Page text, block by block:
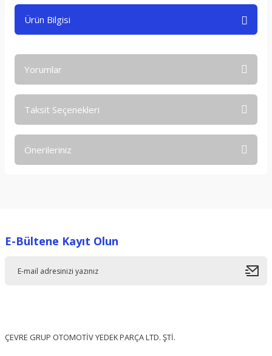
Ürün Bilgisi
Yorumlar
Taksit Seçenekleri
Önerileriniz
Ürün resmi kalitesiz, bozuk veya görüntülenemiyor.
E-Bültene Kayıt Olun
ÇEVRE GRUP OTOMOTİV YEDEK PARÇA LTD. ŞTİ.